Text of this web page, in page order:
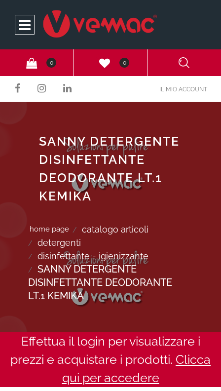
Open
0 0
IL MIO ACCOUNT
SANNY DETERGENTE
DISINFETTANTE
DEODORANTE LT.1
KEMIKA
home page
catalogo articoli
detergenti
disinfettante - igienizzante
SANNY DETERGENTE
DISINFETTANTE DEODORANTE
LT.1 KEMIKA
Effettua il login per visualizzare i
prezzi e acquistare i prodotti. Clicca
qui per accedere